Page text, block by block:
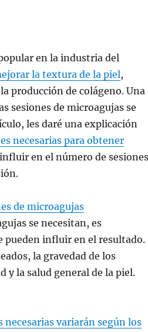
en la industria del
la textura de la piel,
producción de colágeno. Una
sesiones de microagujas se
les daré una explicación
necesarias para obtener
en el número de sesiones
de microagujas
se necesitan, es
pueden influir en el resultado.
la gravedad de los
y la salud general de la piel.
necesarias variarán según los